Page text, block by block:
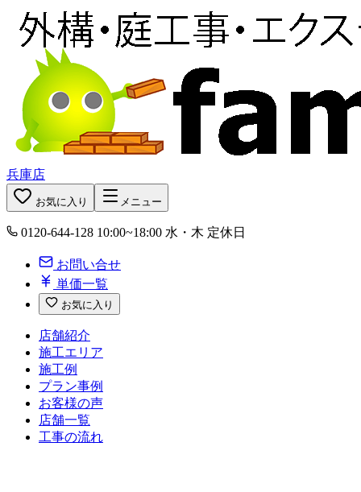
兵庫店
お気に入り メニュー
0120-644-128 10:00~18:00 水・木 定休日
お問い合せ
単価一覧
お気に入り
店舗紹介
施工エリア
施工例
プラン事例
お客様の声
店舗一覧
工事の流れ